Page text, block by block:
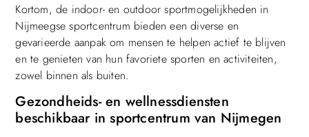
Kortom, de indoor- en outdoor sportmogelijkheden in
Nijmeegse sportcentrum bieden een diverse en
gevarieerde aanpak om mensen te helpen actief te blijven
en te genieten van hun favoriete sporten en activiteiten,
zowel binnen als buiten.
Gezondheids- en wellnessdiensten
beschikbaar in sportcentrum van Nijmegen